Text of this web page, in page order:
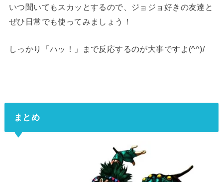
いつ聞いてもスカッとするので、ジョジョ好きの友達と
ぜひ日常でも使ってみましょう！
しっかり「ハッ！」まで反応するのが大事ですよ(^^)/
まとめ